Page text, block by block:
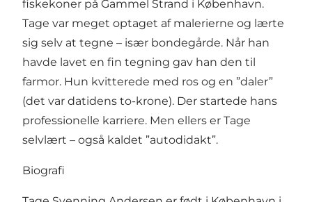
fiskekoner på Gammel Strand i København.
Tage var meget optaget af malerierne og lærte
sig selv at tegne – især bondegårde. Når han
havde lavet en fin tegning gav han den til
farmor. Hun kvitterede med ros og en ”daler”
(det var datidens to-krone). Der startede hans
professionelle karriere. Men ellers er Tage
selvlært – også kaldet ”autodidakt”.
Biografi